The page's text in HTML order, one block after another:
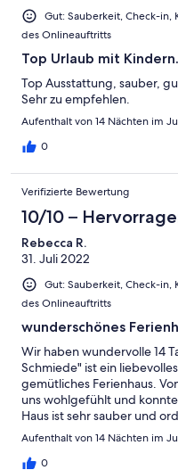
Gut: Sauberkeit, Check-in,
des Onlineauftritts
Top Urlaub mit Kindern.
Top Ausstattung, sauber,
Sehr zu empfehlen.
Aufenthalt von 14 Nächten im
0
Verifizierte Bewertung
10/10 –
Rebecca R.
31. Juli 2022
Gut: Sauberkeit, Check-in,
des Onlineauftritts
wunderschönes
Wir haben wundervolle 14
Schmiede" ist ein
gemütliches Ferienhaus.
uns wohlgefühlt und
Haus ist sehr sauber und
Ruhe, die die Umgebung
haben den See entdeckt.
Aufenthalt von 14 Nächten im
0